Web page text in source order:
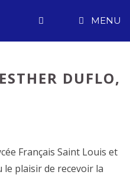
MENU
DUFLO,
Français Saint Louis et
le plaisir de recevoir la